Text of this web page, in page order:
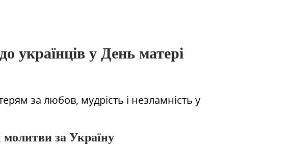
українців у День матері
за любов, мудрість і незламність у
молитви за Україну